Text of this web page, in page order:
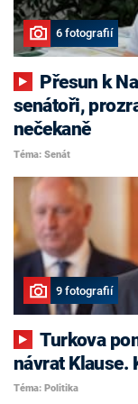
6 fotografií
senátoři,
nečekaně
Téma: Senát
9 fotografií
Turkova pomsta, nekonfliktní Havlíček i
návrat Klause.
Téma: Politika